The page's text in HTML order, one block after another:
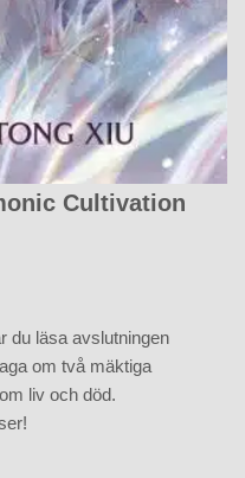
Cultivation
du läsa avslutningen
om två mäktiga
liv och död.